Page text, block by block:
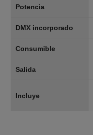
Potencia
DMX incorporado
Consumible
Salida
Incluye